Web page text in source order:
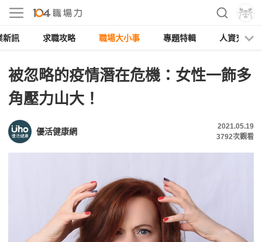
新訊 求職攻略 職場大小事 專題特輯 人資充電
被忽略的疫情潛在危機：女性一飾多
角壓力山大！
優活健康網
2021.05.19
3792次觀看